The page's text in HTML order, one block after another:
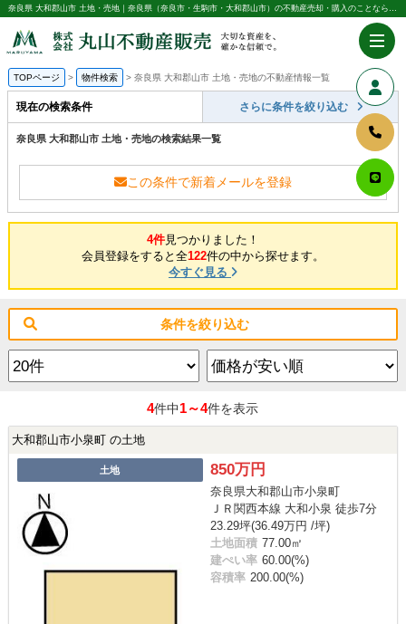
奈良県 大和郡山市 土地・売地｜奈良県（奈良市・生駒市・大和郡山市）の不動産売却・購入のことなら株式会社丸山不動産販売
TOPページ 物件検索 奈良県 大和郡山市 土地・売地の不動産情報一覧
現在の検索条件 さらに条件を絞り込む
奈良県 大和郡山市 土地・売地の検索結果一覧
この条件で新着メールを登録
4件見つかりました！
会員登録をすると全122件の中から探せます。
今すぐ見る
条件を絞り込む
4件中1～4件を表示
大和郡山市小泉町 の土地
土地 850万円
奈良県大和郡山市小泉町
ＪＲ関西本線 大和小泉 徒歩7分
23.29坪(36.49万円 /坪)
土地面積 77.00㎡
建ぺい率 60.00(%)
容積率 200.00(%)